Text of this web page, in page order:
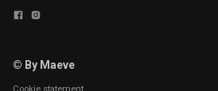
© By Maeve
Cookie statement